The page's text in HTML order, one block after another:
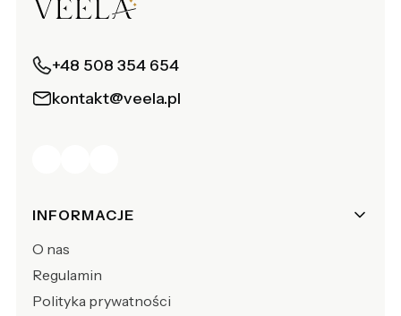
+48 508 354 654
kontakt@veela.pl
Linki w stopce
INFORMACJE
O nas
Regulamin
Polityka prywatności